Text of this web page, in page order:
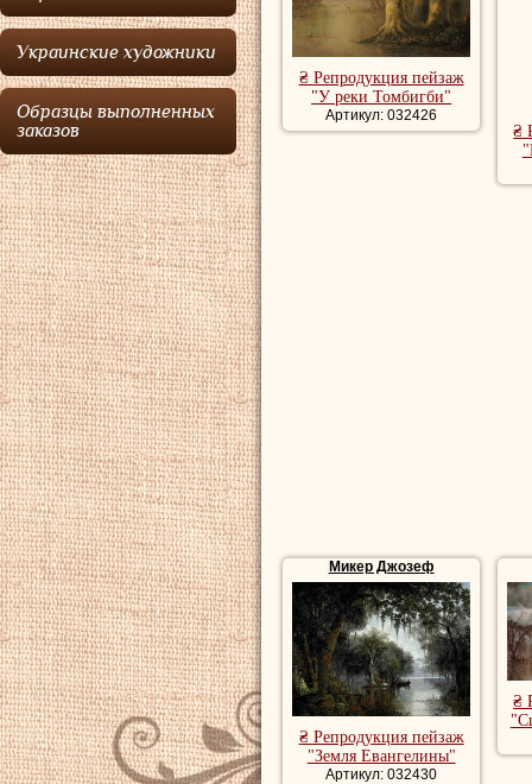
Украинские художники
Образцы выполненных
заказов
успешно
Купить
репродукции
художника,
речной пейзаж,
₴ Репродукция пейзаж
"У реки Томбигби"
Артикул: 032426
₴
Микер Джозеф
₴ Репродукция пейзаж
"Земля Евангелины"
Артикул: 032430
₴